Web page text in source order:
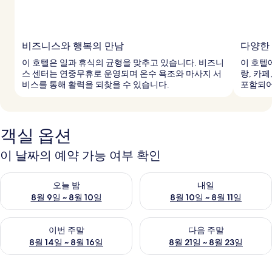
비즈니스와 행복의 만남
이 호텔은 일과 휴식의 균형을 맞추고 있습니다. 비즈니
스 센터는 연중무휴로 운영되며 온수 욕조와 마사지 서
비스를 통해 활력을 되찾을 수 있습니다.
다양
이 호텔
랑, 카
포함되
객실 옵션
이 날짜의 예약 가능 여부 확인
오늘 밤
8월 9일 ~ 8월 10일
오늘 밤 예약 가능 여부 확인, 8월 9일 ~ 8월 10일
내일
8월 10일 ~ 8월 11일
내일 예약 가능 여부 확인, 8월
이번 주말
8월 14일 ~ 8월 16일
이번 주말 예약 가능 여부 확인, 8월 14일 ~ 8월 16일
다음 주말
8월 21일 ~ 8월 23일
다음 주말 예약 가능 여부 확인